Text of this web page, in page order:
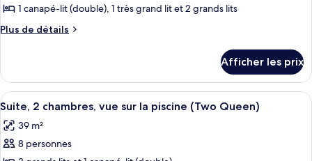
sur
le
le
ce
type
de
Suite,
2
chambres,
vue
sur
le
1 canapé-lit (double), 1 très grand lit et 2 grands lits
Plus de détails
Plus
Suite,
chambres,
sur
le
Afficher les prix
Afficher
toutes
les
photos
Une chambre d’hôtel avec un
7
Suite, 2 chambres, vue sur la piscine (Two Queen)
39 m²
8 personnes